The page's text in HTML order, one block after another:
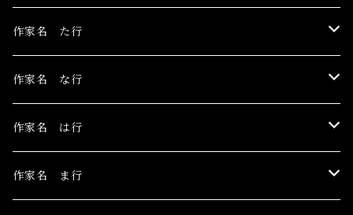
飴屋晶貴
杏ひろと
安藤朱里
石橋J
勝田麻子
草羽揺二
川村千紘
北和晃
関野栄美
佐々木茜
菅野まり子
白野有
作家名 た行
玉村のどか
鳥居椿
チェリー木下
作家名 な行
Toru Nogawa
中島華映
作家名 は行
日香里
作家名 ま行